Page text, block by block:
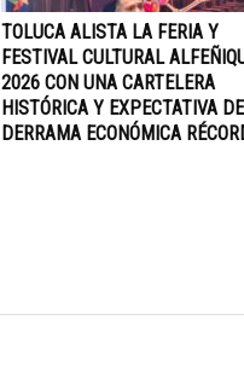
TOLUCA ALISTA LA FERIA Y
FESTIVAL CULTURAL
2026 CON UNA CARTELERA
HISTÓRICA Y EXPECTATIVA DE
DERRAMA ECONÓMICA